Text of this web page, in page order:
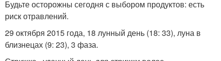
Будьте осторожны сегодня с выбором продуктов: есть
риск отравлений.
29 октября 2015 года, 18 лунный день (18: 33), луна в
близнецах (9: 23), 3 фаза.